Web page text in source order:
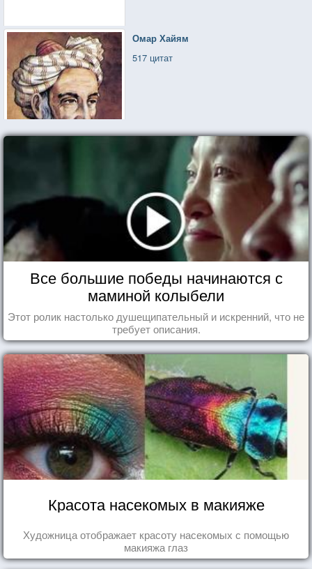
Омар Хайям
517 цитат
Все большие победы начинаются с
маминой колыбели
Этот ролик настолько душещипательный и искренний, что не
требует описания.
Красота насекомых в макияже
Художница отображает красоту насекомых с помощью
макияжа глаз